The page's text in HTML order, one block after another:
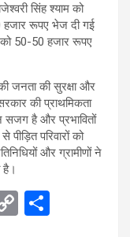
सिंह श्याम को
रूपए भेज दी गई
50-50 हजार रूपए
जनता की सुरक्षा और
की प्राथमिकता
सजग है और प्रभावितों
परिवारों को
और ग्रामीणों ने
है।
C